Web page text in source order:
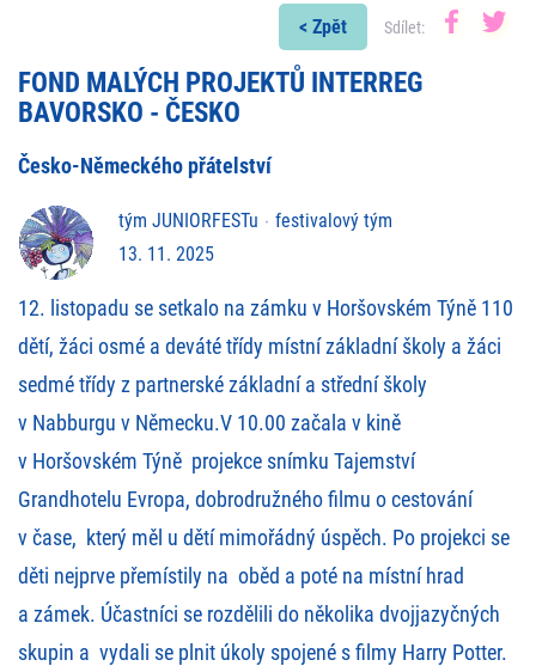
< Zpět Sdílet:
FOND MALÝCH PROJEKTŮ INTERREG
BAVORSKO - ČESKO
Česko-Německého přátelství
tým JUNIORFESTu
festivalový tým
13. 11. 2025
12. listopadu se setkalo na zámku v Horšovském Týně 110
dětí, žáci osmé a deváté třídy místní základní školy a žáci
sedmé třídy z partnerské základní a střední školy
v Nabburgu v Německu.V 10.00 začala v kině
v Horšovském Týně projekce snímku Tajemství
Grandhotelu Evropa, dobrodružného filmu o cestování
v čase, který měl u dětí mimořádný úspěch. Po projekci se
děti nejprve přemístily na oběd a poté na místní hrad
a zámek. Účastníci se rozdělili do několika dvojjazyčných
skupin a vydali se plnit úkoly spojené s filmy Harry Potter.